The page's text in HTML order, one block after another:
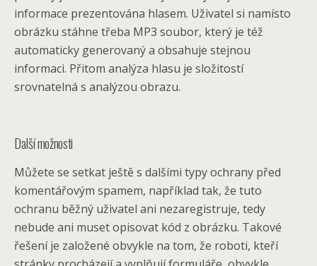
informace prezentována hlasem. Uživatel si namísto
obrázku stáhne třeba MP3 soubor, který je též
automaticky generovaný a obsahuje stejnou
informaci. Přitom analýza hlasu je složitostí
srovnatelná s analýzou obrazu.
Další možnosti
Můžete se setkat ještě s dalšími typy ochrany před
komentářovým spamem, například tak, že tuto
ochranu běžný uživatel ani nezaregistruje, tedy
nebude ani muset opisovat kód z obrázku. Takové
řešení je založené obvykle na tom, že roboti, kteří